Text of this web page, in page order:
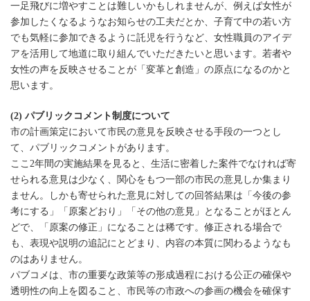
一足飛びに増やすことは難しいかもしれませんが、例えば女性が
参加したくなるようなお知らせの工夫だとか、子育て中の若い方
でも気軽に参加できるように託児を行うなど、女性職員のアイデ
アを活用して地道に取り組んでいただきたいと思います。若者や
女性の声を反映させることが「変革と創造」の原点になるのかと
思います。
(2) パブリックコメント制度について
市の計画策定において市民の意見を反映させる手段の一つとし
て、パブリックコメントがあります。
ここ2年間の実施結果を見ると、生活に密着した案件でなければ寄
せられる意見は少なく、関心をもつ一部の市民の意見しか集まり
ません。しかも寄せられた意見に対しての回答結果は「今後の参
考にする」「原案どおり」「その他の意見」となることがほとん
どで、「原案の修正」になることは稀です。修正される場合で
も、表現や説明の追記にとどまり、内容の本質に関わるようなも
のはありません。
パブコメは、市の重要な政策等の形成過程における公正の確保や
透明性の向上を図ること、市民等の市政への参画の機会を確保す